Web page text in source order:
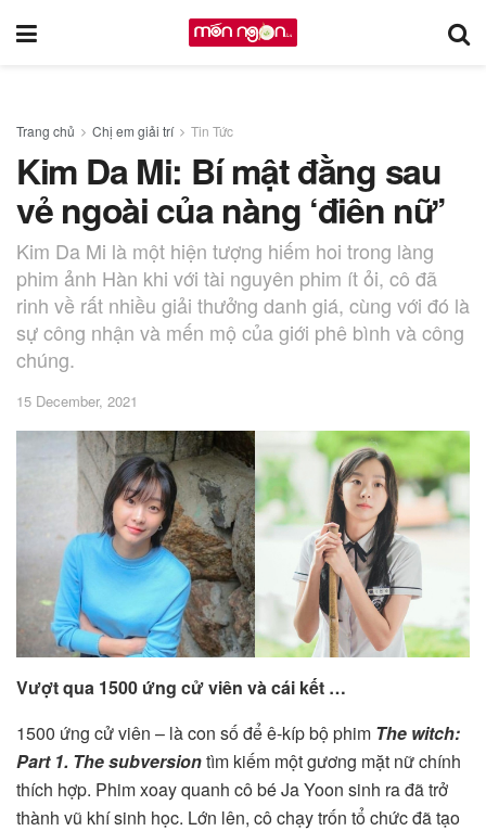
Trang chủ Chị em giải trí Tin Tức
Kim Da Mi: Bí mật đằng sau
vẻ ngoài của nàng ‘điên nữ’
Kim Da Mi là một hiện tượng hiếm hoi trong làng
phim ảnh Hàn khi với tài nguyên phim ít ỏi, cô đã
rinh về rất nhiều giải thưởng danh giá, cùng với đó là
sự công nhận và mến mộ của giới phê bình và công
chúng.
15 December, 2021
Vượt qua 1500 ứng cử viên và cái kết …
1500 ứng cử viên – là con số để ê-kíp bộ phim The witch:
Part 1. The subversiontìm kiếm một gương mặt nữ chính
thích hợp. Phim xoay quanh cô bé Ja Yoon sinh ra đã trở
thành vũ khí sinh học. Lớn lên, cô chạy trốn tổ chức đã tạo